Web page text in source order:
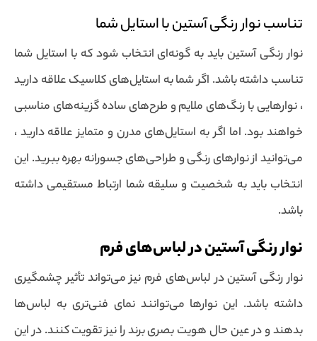
تناسب نوار رنگی آستین با استایل شما
نوار رنگی آستین باید به گونه‌ای انتخاب شود که با استایل شما
تناسب داشته باشد. اگر شما به استایل‌های کلاسیک علاقه دارید
، نوارهایی با رنگ‌های ملایم و طرح‌های ساده گزینه‌های مناسبی
خواهند بود. اما اگر به استایل‌های مدرن و متمایز علاقه دارید ،
می‌توانید از نوارهای رنگی و طراحی‌های جسورانه بهره ببرید. این
انتخاب باید به شخصیت و سلیقه شما ارتباط مستقیمی داشته
باشد.
نوار رنگی آستین در لباس‌های فرم
نوار رنگی آستین در لباس‌های فرم نیز می‌تواند تأثیر چشمگیری
داشته باشد. این نوارها می‌توانند نمای فنی‌تری به لباس‌ها
بدهند و در عین حال هویت بصری برند را نیز تقویت کنند. در این